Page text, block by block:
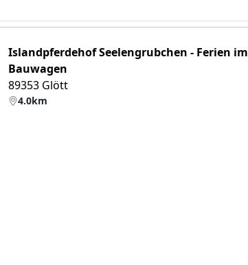
Islandpferdehof Seelengrubchen - Ferien im
Bauwagen
89353 Glött
4.0km